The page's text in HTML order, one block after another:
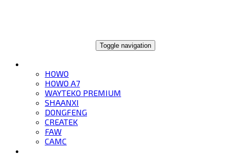
Toggle navigation
HOWO
HOWO A7
WAYTEKO PREMIUM
SHAANXI
DONGFENG
CREATEK
FAW
CAMC